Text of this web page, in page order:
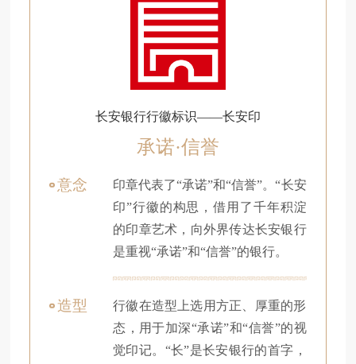
长安银行行徽标识——长安印
承诺·信誉
意念
印章代表了“承诺”和“信誉”。“长安
印”行徽的构思，借用了千年积淀
的印章艺术，向外界传达长安银行
是重视“承诺”和“信誉”的银行。
造型
行徽在造型上选用方正、厚重的形
态，用于加深“承诺”和“信誉”的视
觉印记。“长”是长安银行的首字，